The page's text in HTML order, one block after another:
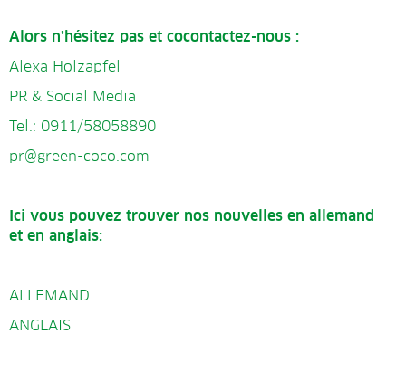
Alors n’hésitez pas et cocontactez-nous :
Alexa Holzapfel
PR & Social Media
Tel.: 0911/58058890
pr@green-coco.com
Ici vous pouvez trouver nos nouvelles en allemand
et en anglais:
ALLEMAND
ANGLAIS